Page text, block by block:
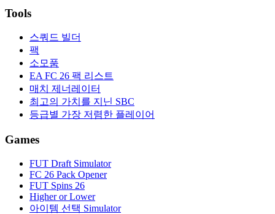
Tools
스쿼드 빌더
팩
소모품
EA FC 26 팩 리스트
매치 제너레이터
최고의 가치를 지닌 SBC
등급별 가장 저렴한 플레이어
Games
FUT Draft Simulator
FC 26 Pack Opener
FUT Spins 26
Higher or Lower
아이템 선택 Simulator